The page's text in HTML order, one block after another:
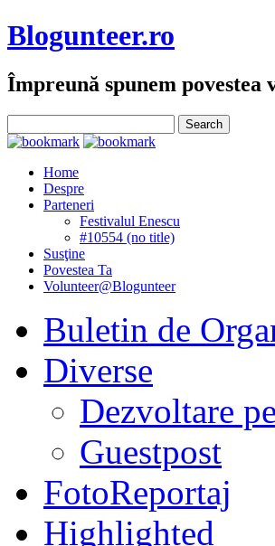
Blogunteer.ro
Împreună spunem
Home
Despre
Parteneri
Festivalul Enescu
#10554 (no title)
Susţine
Povestea Ta
Volunteer@Blogunteer
Buletin de
Diverse
Dezvoltare
Guestpost
FotoReportaj
Highlighted